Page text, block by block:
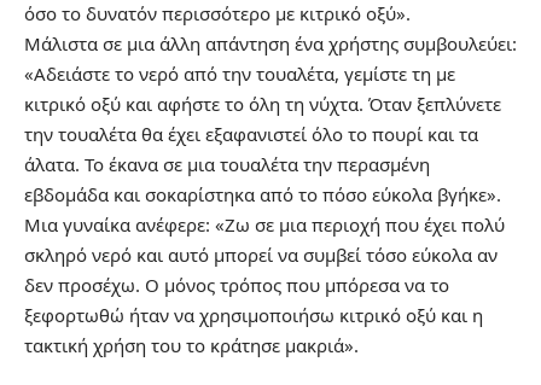
όσο το δυνατόν περισσότερο με κιτρικό οξύ».
Μάλιστα σε μια άλλη απάντηση ένα χρήστης συμβουλεύει:
«Αδειάστε το νερό από την τουαλέτα, γεμίστε τη με
κιτρικό οξύ και αφήστε το όλη τη νύχτα. Όταν ξεπλύνετε
την τουαλέτα θα έχει εξαφανιστεί όλο το πουρί και τα
άλατα. Το έκανα σε μια τουαλέτα την περασμένη
εβδομάδα και σοκαρίστηκα από το πόσο εύκολα βγήκε».
Μια γυναίκα ανέφερε: «Ζω σε μια περιοχή που έχει πολύ
σκληρό νερό και αυτό μπορεί να συμβεί τόσο εύκολα αν
δεν προσέχω. Ο μόνος τρόπος που μπόρεσα να το
ξεφορτωθώ ήταν να χρησιμοποιήσω κιτρικό οξύ και η
τακτική χρήση του το κράτησε μακριά».